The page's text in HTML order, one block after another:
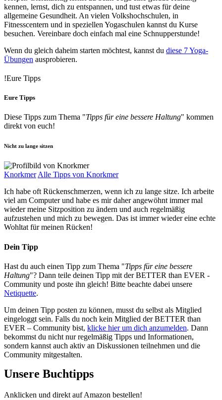
kennen, lernst, dich zu entspannen, und tust etwas für deine
allgemeine Gesundheit. An vielen Volkshochschulen, in
Fitnesscentern und in speziellen Yogaschulen kannst du Kurse
besuchen. Vereinbare doch einfach mal eine Schnupperstunde!
Wenn du gleich daheim starten möchtest, kannst du diese 7 Yoga-
Übungen ausprobieren.
!Eure Tipps
Eure Tipps
Diese Tipps zum Thema "Tipps für eine bessere Haltung" kommen
direkt von euch!
Nicht zu lange sitzen
Knorkmer Alle Tipps von Knorkmer
Ich habe oft Rückenschmerzen, wenn ich zu lange sitze. Ich arbeite
viel am Computer und habe es mir daher angewöhnt immer mal
wieder meine Sitzposition zu ändern und auch regelmäßig
aufzustehen und mich zu bewegen. Das ist immer wieder eine echte
Wohltat für meinen Rücken!
Dein Tipp
Hast du auch einen Tipp zum Thema "Tipps für eine bessere
Haltung"? Dann teile deinen Tipp mit der BETTER than EVER -
Community und poste ihn gleich! Bitte beachte dabei unsere
Netiquette.
Um deinen Tipp posten zu können, musst du selbst als Mitglied
eingeloggt sein. Falls du noch kein Mitglied der BETTER than
EVER – Community bist, klicke hier um dich anzumelden. Dann
bekommst du nicht nur regelmäßig Tipps und Informationen,
sondern kannst auch aktiv an Diskussionen teilnehmen und die
Community mitgestalten.
Unsere Buchtipps
Anklicken und direkt auf Amazon bestellen!